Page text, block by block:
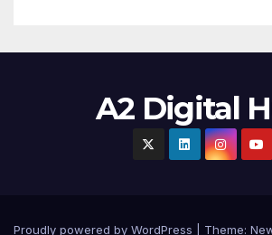
A2 Digital
Proudly powered by WordPress Theme: